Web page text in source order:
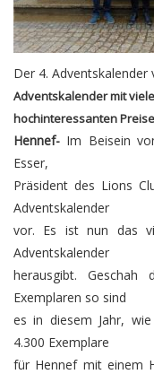
Der 4. Adventskalender
Adventskalender mit
hochinteressanten
Hennef- Im Beisein
Esser,
Präsident des Lions
Adventskalender
vor. Es ist nun das
Adventskalender
herausgibt.
Exemplaren so sind
es in diesem Jahr,
4.300 Exemplare
für Hennef mit einem